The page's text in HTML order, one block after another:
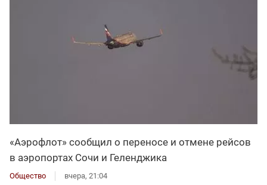
«Аэрофлот» сообщил о переносе и отмене рейсов
в аэропортах Сочи и Геленджика
Общество вчера, 21:04